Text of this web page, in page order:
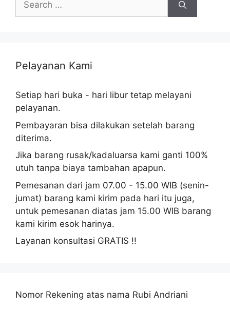
h
r
:
Pelayanan Kami
Setiap hari buka - hari libur tetap melayani
pelayanan.
Pembayaran bisa dilakukan setelah barang
diterima.
Jika barang rusak/kadaluarsa kami ganti 100%
utuh tanpa biaya tambahan apapun.
Pemesanan dari jam 07.00 - 15.00 WIB (senin-
jumat) barang kami kirim pada hari itu juga,
untuk pemesanan diatas jam 15.00 WIB barang
kami kirim esok harinya.
Layanan konsultasi GRATIS !!
Nomor Rekening atas nama Rubi Andriani